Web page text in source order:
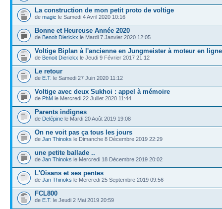
La construction de mon petit proto de voltige
de magic le Samedi 4 Avril 2020 10:16
Bonne et Heureuse Année 2020
de Benoit Dierickx le Mardi 7 Janvier 2020 12:05
Voltige Biplan à l'ancienne en Jungmeister à moteur en ligne
de Benoit Dierickx le Jeudi 9 Février 2017 21:12
Le retour
de E.T. le Samedi 27 Juin 2020 11:12
Voltige avec deux Sukhoi : appel à mémoire
de PhM le Mercredi 22 Juillet 2020 11:44
Parents indignes
de Delépine le Mardi 20 Août 2019 19:08
On ne voit pas ça tous les jours
de Jan Thinoks le Dimanche 8 Décembre 2019 22:29
une petite ballade ..
de Jan Thinoks le Mercredi 18 Décembre 2019 20:02
L'Oisans et ses pentes
de Jan Thinoks le Mercredi 25 Septembre 2019 09:56
FCL800
de E.T. le Jeudi 2 Mai 2019 20:59